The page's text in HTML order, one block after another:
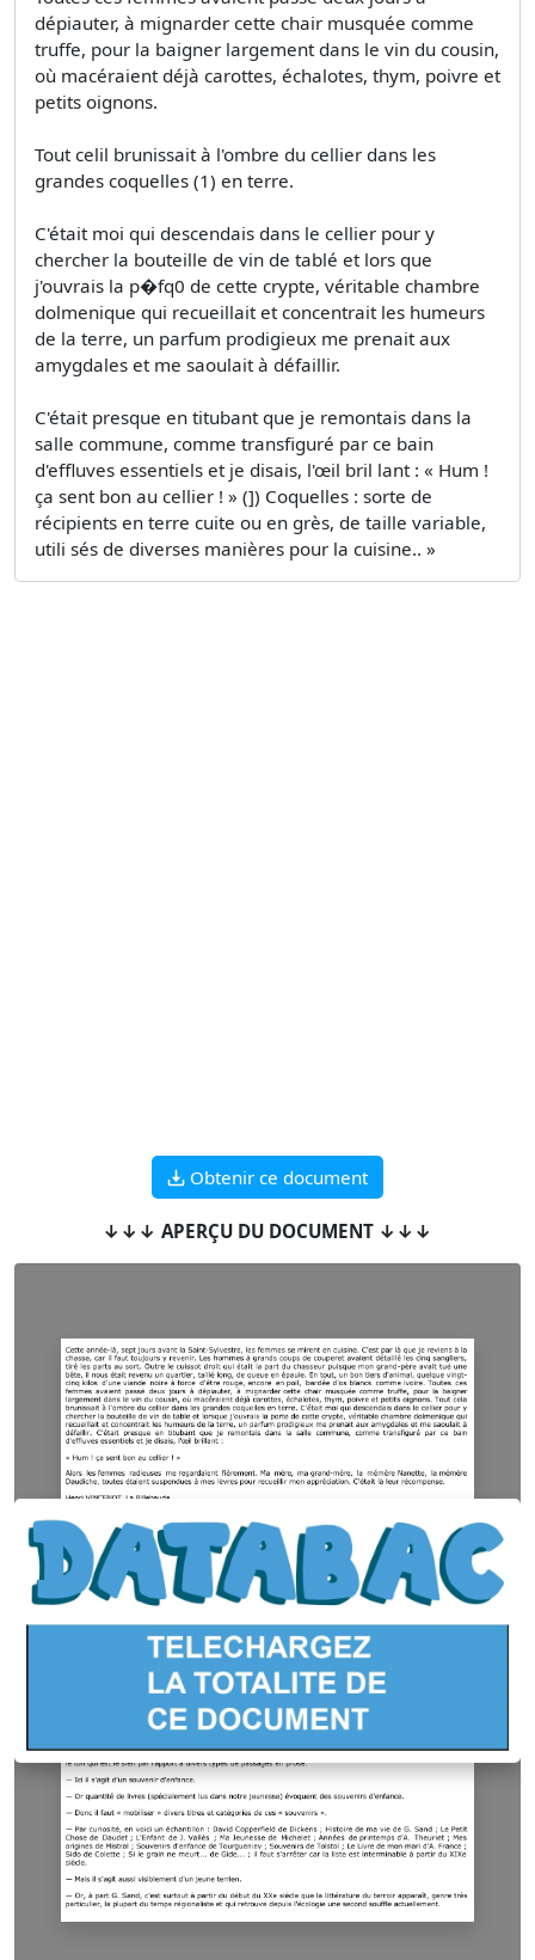
dépiauter, à mignarder cette chair musquée comme
truffe, pour la baigner largement dans le vin du cousin,
où macéraient déjà carottes, échalotes, thym, poivre et
petits oignons.
Tout celil brunissait à l'ombre du cellier dans les
grandes coquelles (1) en terre.
C'était moi qui descendais dans le cellier pour y
chercher la bouteille de vin de tablé et lors­ que
j'ouvrais la p�fq0 de cette crypte, véritable chambre
dolmenique qui recueillait et concentrait les humeurs
de la terre, un parfum prodigieux me prenait aux
amygdales et me saoulait à défaillir.
C'était presque en titubant que je remontais dans la
salle commune, comme transfiguré par ce bain
d'effluves essentiels et je disais, l'œil bril­ lant : « Hum !
ça sent bon au cellier ! » (]) Coquelles : sorte de
récipients en terre cuite ou en grès, de taille variable,
utili­ sés de diverses manières pour la cuisine.. »
Obtenir ce document
↓↓↓ APERÇU DU DOCUMENT ↓↓↓